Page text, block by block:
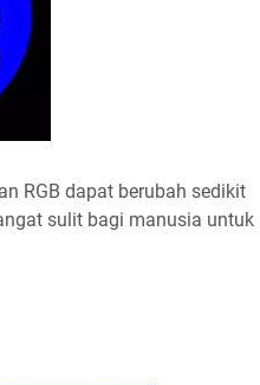
RGB dapat berubah sedikit
sulit bagi manusia untuk